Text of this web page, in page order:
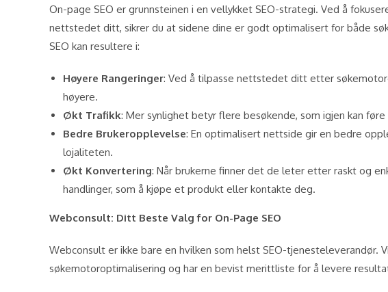
On-page SEO er grunnsteinen i en vellykket SEO-strategi. Ved å
nettstedet ditt, sikrer du at sidene dine er godt optimalisert for både
SEO kan resultere i:
Høyere Rangeringer: Ved å tilpasse nettstedet ditt etter
høyere.
Økt Trafikk: Mer synlighet betyr flere besøkende, som igjen kan
Bedre Brukeropplevelse: En optimalisert nettside gir en bedre
lojaliteten.
Økt Konvertering: Når brukerne finner det de leter etter raskt og
handlinger, som å kjøpe et produkt eller kontakte deg.
Webconsult: Ditt Beste Valg for On-Page SEO
Webconsult er ikke bare en hvilken som helst SEO-tjenesteleverandør.
søkemotoroptimalisering og har en bevist merittliste for å levere